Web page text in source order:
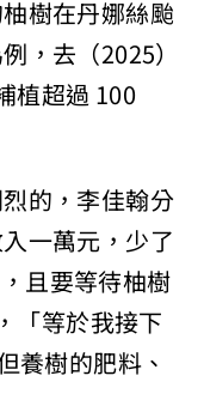
樹在丹娜絲颱
，去（2025）
植超過 100
的，李佳翰分
一萬元，少了
且要等待柚樹
「等於我接下
樹的肥料、